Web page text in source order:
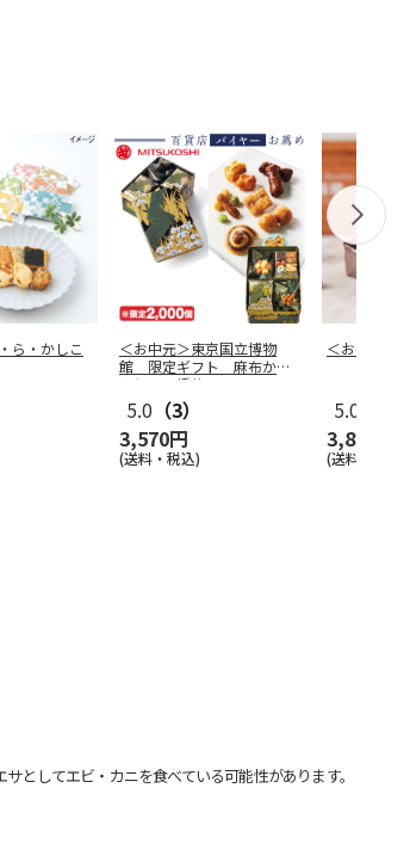
ら・かしこ
＜お中元＞東京国立博物
館 限定ギフト 麻布かり
んと 八橋蒔
5.0 （3）
3,570円
(送料・税込)
＜お中元＞
5.0
3,800円
(送料・税込)
としてエビ・カニを食べている可能性があります。